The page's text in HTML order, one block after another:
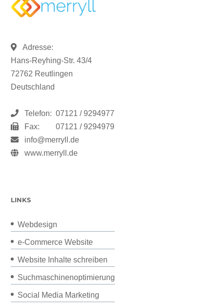
Adresse:
Hans-Reyhing-Str. 43/4
72762 Reutlingen
Deutschland
Telefon: 07121 / 9294977
Fax:
07121 / 9294979
info@merryll.de
www.merryll.de
LINKS
Webdesign
e-Commerce Website
Website Inhalte schreiben
Suchmaschinenoptimierung
Social Media Marketing